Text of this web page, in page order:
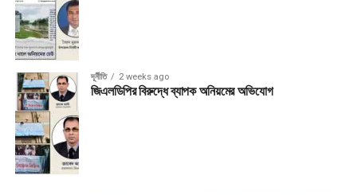
দূর্নীতি 2 weeks ago
জিএলডিপির বিরুদ্ধে ব্যাপক অনিয়মের অভিযোগ